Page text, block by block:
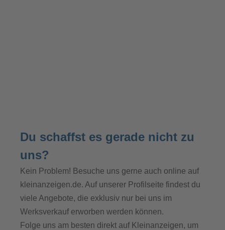
Du schaffst es gerade nicht zu
uns?
Kein Problem! Besuche uns gerne auch online auf
kleinanzeigen.de. Auf unserer Profilseite findest du
viele Angebote, die exklusiv nur bei uns im
Werksverkauf erworben werden können.
Folge uns am besten direkt auf Kleinanzeigen, um